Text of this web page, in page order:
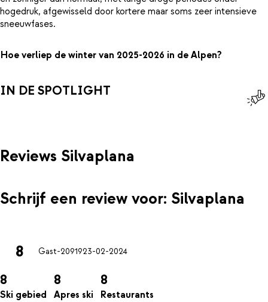
hogedruk, afgewisseld door kortere maar soms zeer intensieve
sneeuwfases.
Hoe verliep de winter van 2025-2026 in de Alpen?
IN DE SPOTLIGHT
Reviews Silvaplana
Schrijf een review voor: Silvaplana
8 Gast-2091923-02-2024
8
Ski gebied
8
Apres ski
8
Restaurants